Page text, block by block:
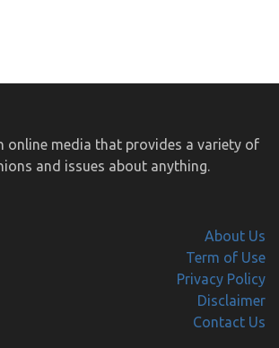
online media that provides a variety of
and issues about anything.
About Us
Term of Use
Privacy Policy
Disclaimer
Contact Us